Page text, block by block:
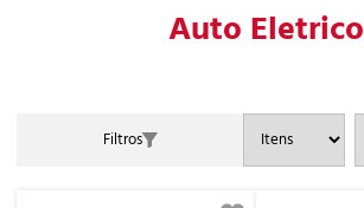
Auto Eletrico
Filtros